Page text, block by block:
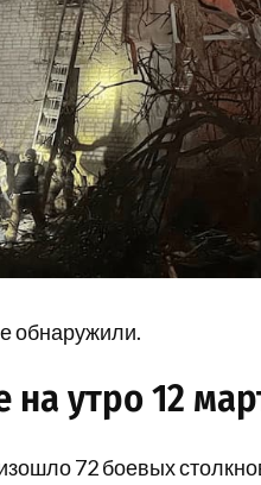
обнаружили.
утро 12
72 боевых